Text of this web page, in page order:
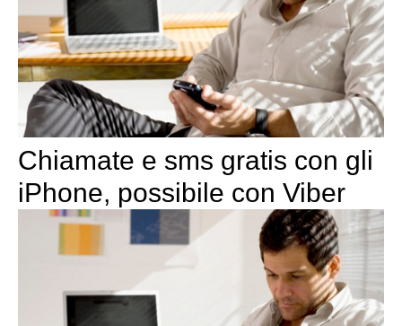
Chiamate e sms gratis con gli
iPhone, possibile con Viber